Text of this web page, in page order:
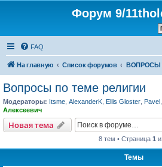
Форум 9/
FAQ
На главную Список форумов
Вопросы по теме религии
Модераторы: Itsme AlexanderK Ellis Gloster Pavel
Алексеевич
Новая тема
8 тем • Страница 1
Темы